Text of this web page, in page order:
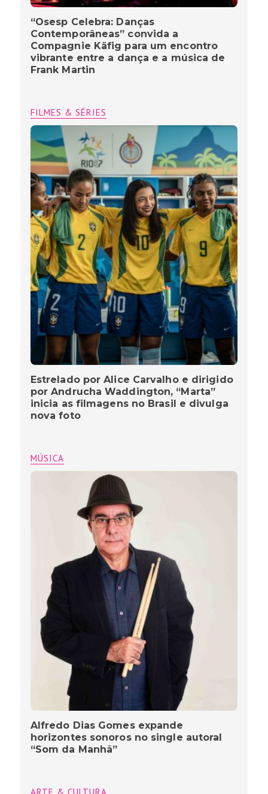
“Osesp Celebra: Danças
Contemporâneas” convida a
Compagnie Käfig para um encontro
vibrante entre a dança e a música de
Frank Martin
FILMES & SÉRIES
Estrelado por Alice Carvalho e dirigido
por Andrucha Waddington, “Marta”
inicia as filmagens no Brasil e divulga
nova foto
MÚSICA
Alfredo Dias Gomes expande
horizontes sonoros no single autoral
“Som da Manhã”